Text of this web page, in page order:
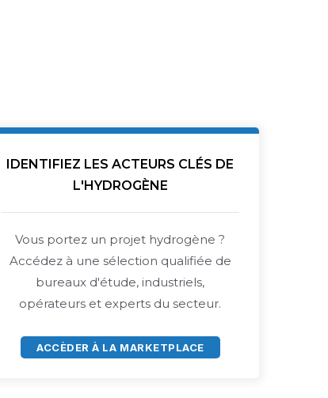
IDENTIFIEZ LES ACTEURS CLÉS DE
L'HYDROGÈNE
Vous portez un projet hydrogène ?
Accédez à une sélection qualifiée de
bureaux d'étude, industriels,
opérateurs et experts du secteur.
ACCÈDER À LA MARKETPLACE